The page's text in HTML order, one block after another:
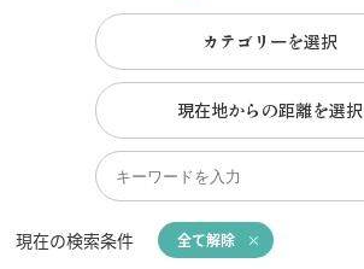
カテゴリーを選択
現在地からの距離を選択
現在の検索条件 全て解除